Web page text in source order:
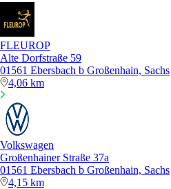
FLEUROP
Alte Dorfstraße 59
01561 Ebersbach b Großenhain, Sachs
4,06 km
Volkswagen
Großenhainer Straße 37a
01561 Ebersbach b Großenhain, Sachs
4,15 km